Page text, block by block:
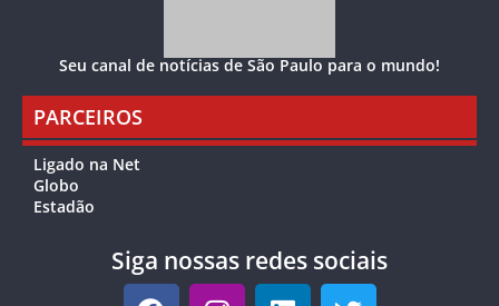
Seu canal de notícias de São Paulo para o mundo!
PARCEIROS
Ligado na Net
Globo
Estadão
Siga nossas redes sociais